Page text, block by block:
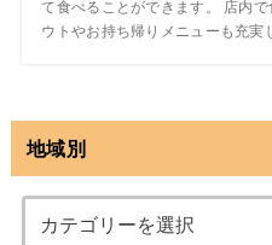
て食べることができます。 店内
ウトやお持ち帰りメニューも充実
地域別